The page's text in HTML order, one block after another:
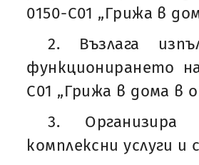
0150-С01 „Грижа в
2. Възлага
функционирането
С01 „Грижа в дома в
3. Организира
комплексни услуги